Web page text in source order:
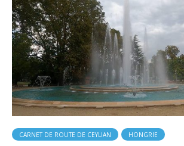
CARNET DE ROUTE DE CEYLIAN HONGRIE